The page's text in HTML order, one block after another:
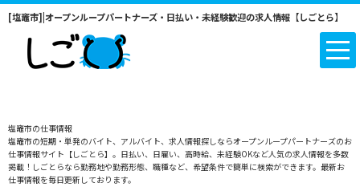
[塩竈市]|オープンループパートナーズ・日払い・未経験歓迎の求人情報【しごとら】
塩竈市の仕事情報
塩竈市の短期・単発のバイト、アルバイト、求人情報探しならオープンループパートナーズのお
仕事情報サイト【しごとら】。日払い、日雇い、高時給、未経験OKなど人気の求人情報を多数
掲載！しごとらなら勤務地や勤務形態、職種など、希望条件で簡単に検索ができます。最新お
仕事情報を毎日更新しております。